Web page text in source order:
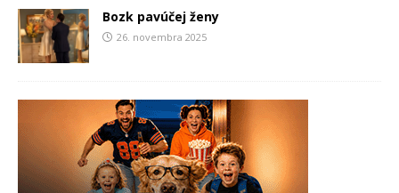
Bozk pavúčej ženy
26. novembra 2025